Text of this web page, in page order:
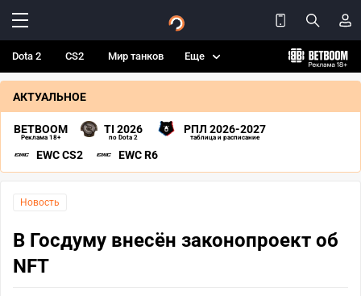
Dota 2 CS2 Мир танков Еще
АКТУАЛЬНОЕ
BETBOOM
Реклама 18+
TI 2026
по Dota 2
РПЛ 2026-2027
таблица и расписание
EWC CS2 EWC R6
Новость
В Госдуму внесён законопроект об
NFT